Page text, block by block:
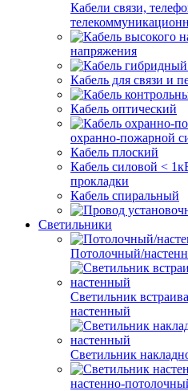
Кабели связи,
напряжения
Кабель для связи и
Кабель оптический
охранно-пожарной
Кабель плоский
Кабель силовой <
прокладки
Кабель спиральный
Светильники
Потолочный/
Светильник
настенный
Светильник
настенно-